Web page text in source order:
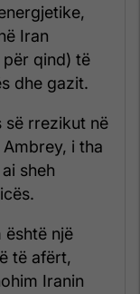
Iran
qind) të
dhe gazit.
së rrezikut në
i tha
sheh
është një
të afërt,
Iranin